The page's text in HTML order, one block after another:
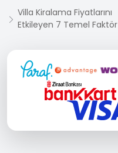
Villa Kiralama Fiyatlarını
Etkileyen 7 Temel Faktör